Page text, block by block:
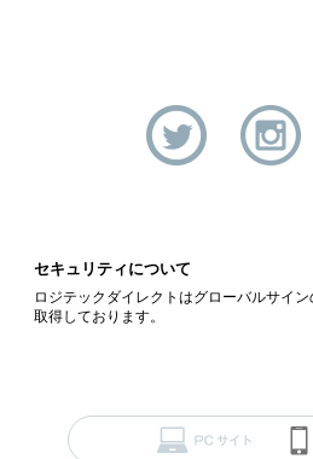
セキュリティについて
ロジテックダイレクトはグローバルサイン
取得しております。